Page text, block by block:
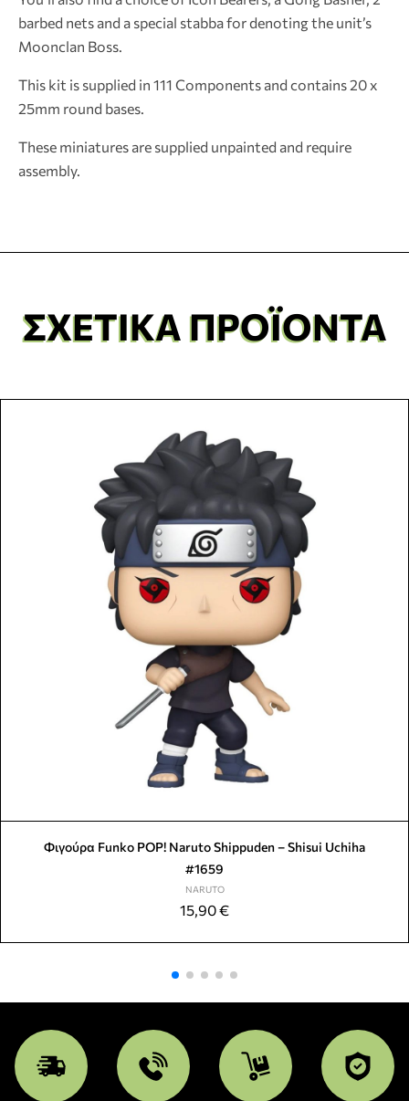
barbed nets and a special stabba for denoting the unit’s
Moonclan Boss.
This kit is supplied in 111 Components and contains 20 x
25mm round bases.
These miniatures are supplied unpainted and require
assembly.
ΣΧΕΤΙΚΆ ΠΡΟΪΌΝΤΑ
Φιγούρα Funko POP! Naruto Shippuden – Shisui Uchiha
#1659
NARUTO
15,90€